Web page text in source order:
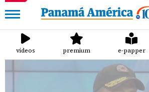
videos premium e-papper